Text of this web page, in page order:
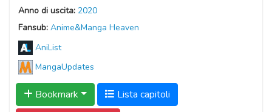
Anno di uscita: 2020
Fansub: Anime&Manga Heaven
AniList
MangaUpdates
Bookmark
Lista capitoli